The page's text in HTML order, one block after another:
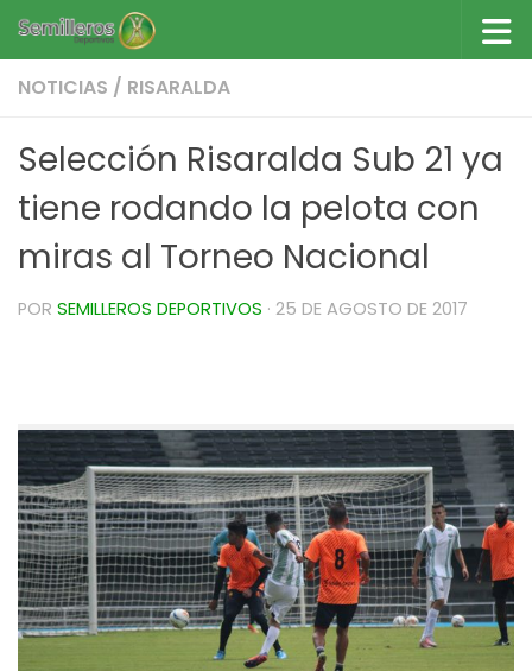
Saltar al contenido
NOTICIAS / RISARALDA
Selección Risaralda Sub 21 ya
tiene rodando la pelota con
miras al Torneo Nacional
POR SEMILLEROS DEPORTIVOS · 25 DE AGOSTO DE 2017